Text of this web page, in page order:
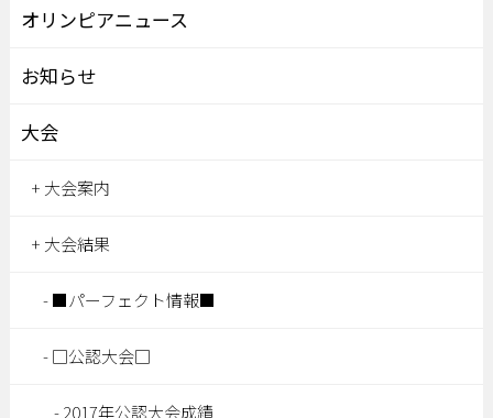
オリンピアニュース
お知らせ
大会
大会案内
大会結果
■パーフェクト情報■
□公認大会□
2017年公認大会成績